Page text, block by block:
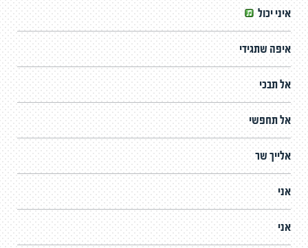
איני יכול
איפה שתגידי
אל תבכי
אל תחפשי
אלייך שר
אני
אני